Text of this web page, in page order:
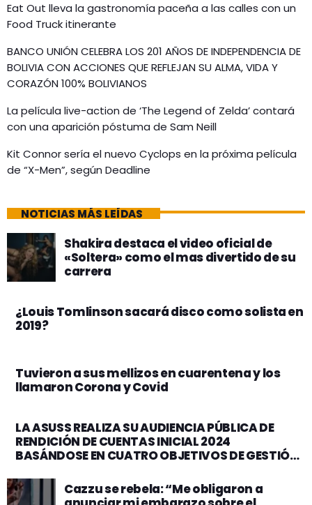
Eat Out lleva la gastronomía paceña a las calles con un
Food Truck itinerante
BANCO UNIÓN CELEBRA LOS 201 AÑOS DE INDEPENDENCIA DE
BOLIVIA CON ACCIONES QUE REFLEJAN SU ALMA, VIDA Y
CORAZÓN 100% BOLIVIANOS
La película live-action de ‘The Legend of Zelda’ contará
con una aparición póstuma de Sam Neill
Kit Connor sería el nuevo Cyclops en la próxima película
de “X-Men”, según Deadline
NOTICIAS MÁS LEÍDAS
Shakira destaca el video oficial de
«Soltera» como el mas divertido de su
carrera
¿Louis Tomlinson sacará disco como solista en
2019?
Tuvieron a sus mellizos en cuarentena y los
llamaron Corona y Covid
LA ASUSS REALIZA SU AUDIENCIA PÚBLICA DE
RENDICIÓN DE CUENTAS INICIAL 2024
BASÁNDOSE EN CUATRO OBJETIVOS DE GESTIÓN
Cazzu se rebela: “Me obligaron a